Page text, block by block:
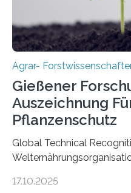
Agrar-
Gießener
Auszeichnung
Pflanzenschutz
Global Technical
Insektenbiotechnologie
17.10.2025